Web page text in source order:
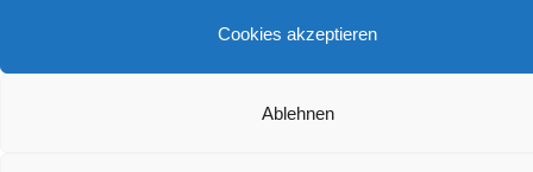
Cookies akzeptieren
Ablehnen